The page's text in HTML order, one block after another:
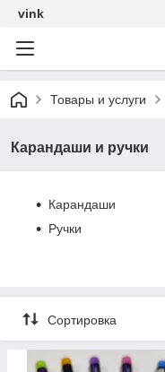
vink
Товары и услуги
Карандаши и ручки
Карандаши
Ручки
Сортировка